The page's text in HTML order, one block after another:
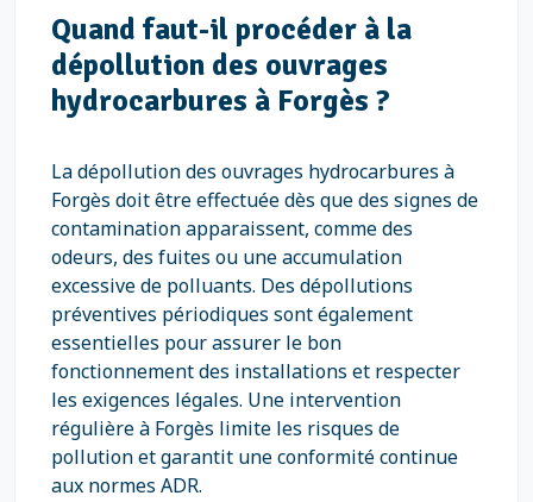
Quand faut-il procéder à la
dépollution des ouvrages
hydrocarbures à Forgès ?
La dépollution des ouvrages hydrocarbures à
Forgès doit être effectuée dès que des signes de
contamination apparaissent, comme des
odeurs, des fuites ou une accumulation
excessive de polluants. Des dépollutions
préventives périodiques sont également
essentielles pour assurer le bon
fonctionnement des installations et respecter
les exigences légales. Une intervention
régulière à Forgès limite les risques de
pollution et garantit une conformité continue
aux normes ADR.